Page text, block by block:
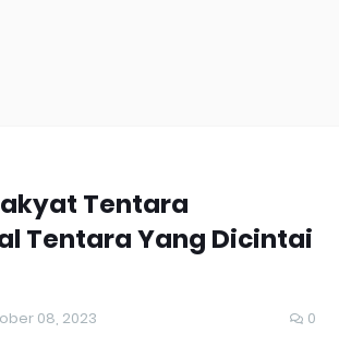
Tentara
Tentara Yang Dicintai
08, 2023 0